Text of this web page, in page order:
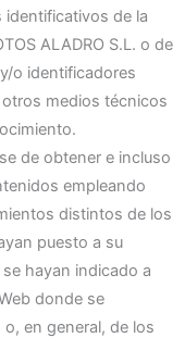
de la
ALADRO S.L. o de
o identificadores
medios técnicos
de obtener e incluso
empleando
distintos de los
puesto a su
hayan indicado a
donde se
en general, de los